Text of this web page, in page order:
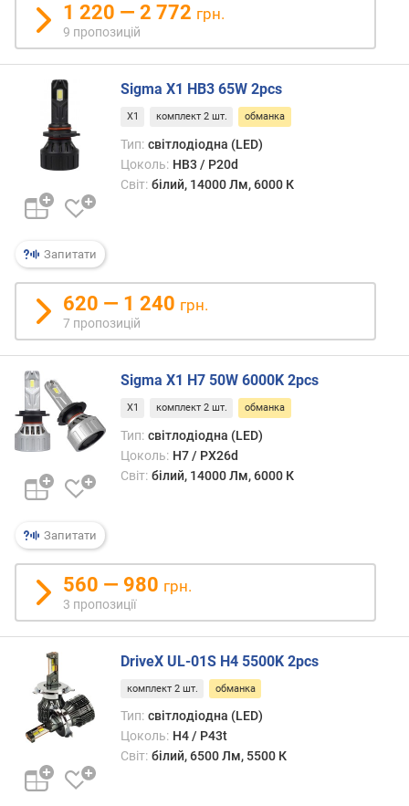
с
і
в
и
й
п
о
і
к
Л
к
л
і
н
а
е
е
а
т
у
р
а
(
)
1 220 — 2 772 грн.
9 пропозицій
Запитати
Sigma X1 HB3 65W 2pcs
X1 комплект 2 шт. обманка
Тип: світлодіодна (LED)
Цоколь: HB3 / P20d
Світ: білий, 14000 Лм, 6000 К
620 — 1 240 грн.
7 пропозицій
Запитати
Sigma X1 H7 50W 6000K 2pcs
X1 комплект 2 шт. обманка
Тип: світлодіодна (LED)
Цоколь: H7 / PX26d
Світ: білий, 14000 Лм, 6000 К
560 — 980 грн.
3 пропозиції
DriveX UL-01S H4 5500K 2pcs
комплект 2 шт. обманка
Тип: світлодіодна (LED)
Цоколь: H4 / P43t
Світ: білий, 6500 Лм, 5500 К